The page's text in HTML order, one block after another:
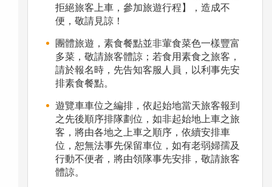
拒絕旅客上車，參加旅遊行程】，造成不
便，敬請見諒！
團體旅遊，素食餐點並非葷食菜色一樣豐富
多菜，敬請旅客體諒；若食用素食之旅客，
請於報名時，先告知客服人員，以利事先安
排素食餐點。
遊覽車車位之編排，依起始地當天旅客報到
之先後順序排隊劃位，如非起始地上車之旅
客，將由各地之上車之順序，依續安排車
位，恕無法事先保留車位，如有老弱婦孺及
行動不便者，將由領隊事先安排，敬請旅客
體諒。